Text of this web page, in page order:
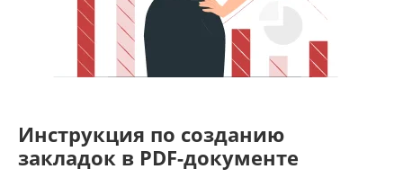
Инструкция по созданию
закладок в PDF-документе